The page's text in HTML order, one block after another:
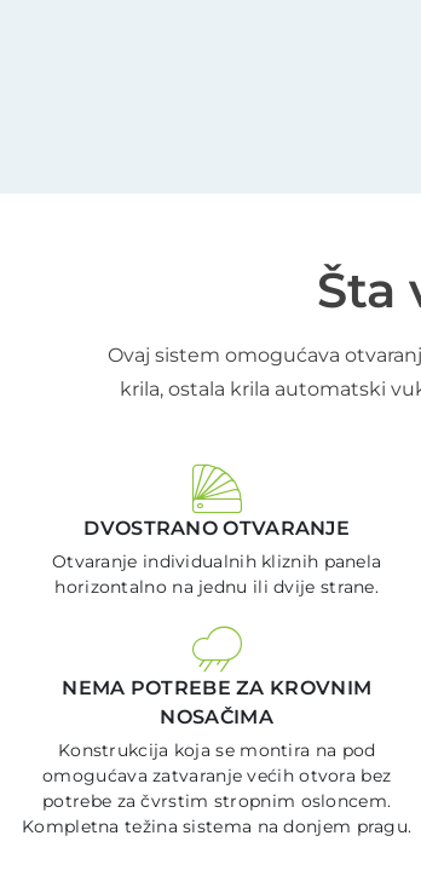
Šta
Ovaj sistem omogućava
krila, ostala krila automatski
DVOSTRANO OTVARANJE
Otvaranje individualnih kliznih panela
horizontalno na jednu ili dvije strane.
NEMA POTREBE ZA KROVNIM
NOSAČIMA
Konstrukcija koja se montira na pod
omogućava zatvaranje većih otvora bez
potrebe za čvrstim stropnim osloncem.
Kompletna težina sistema na donjem pragu.